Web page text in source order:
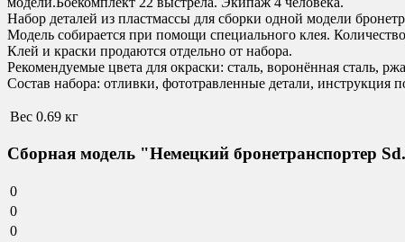
Набор деталей из пластмассы для сборки одной модели
Модель собирается при помощи специального клея.
Клей и краски продаются отдельно от набора.
Рекомендуемые цвета для окраски: сталь, воронённая сталь,
Состав набора: отливки, фототравленные детали, инструкция
Вес 0.69 кг
Сборная модель "Немецкий бронетранспортер
0
0
0